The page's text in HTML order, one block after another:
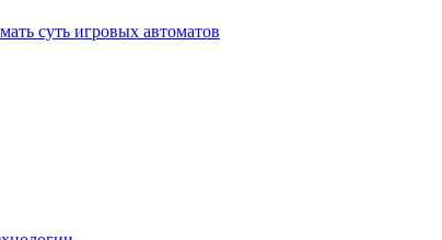
суть игровых автоматов